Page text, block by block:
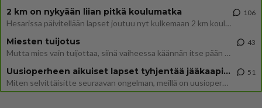
2 km on nykyään liian pitkä koulumatka
Hesarissa päivitellään lapset joutuu nyt kulkemaan 2 km kouluun jösses. Ruostefillarilla tuo matka menee vaikka miten äk
106
Miesten tuijotus
Mutta mies vain tuijottaa, siinä vaiheessa käännän itse pään pois. Mikä juttu? Yleensä jos joku tuijottaa tai katsoo, hä
43
Uusioperheen aikuiset lapset tyhjentää jääkaapin käydessään
Miten selvittäisitte seuraavan ongelman, meillä on uusioperhe, minulla teini-ikäiset lapset ja puolisolla aikuiset, jotk
51